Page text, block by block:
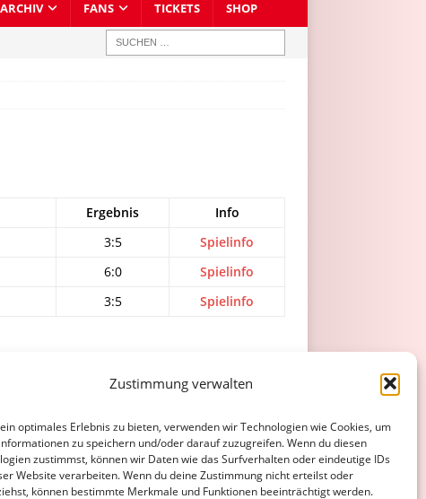
Zustimmung verwalten
optimales Erlebnis zu bieten, verwenden wir Technologien wie Cookies, um
zu speichern und/oder darauf zuzugreifen. Wenn du diesen
zustimmst, können wir Daten wie das Surfverhalten oder eindeutige IDs
Website verarbeiten. Wenn du deine Zustimmung nicht erteilst oder
können bestimmte Merkmale und Funktionen beeinträchtigt werden.
ARCHIV FANS TICKETS SHOP
Ergebnis
Info
3:5
Spielinfo
6:0
Spielinfo
3:5 Spielinfo